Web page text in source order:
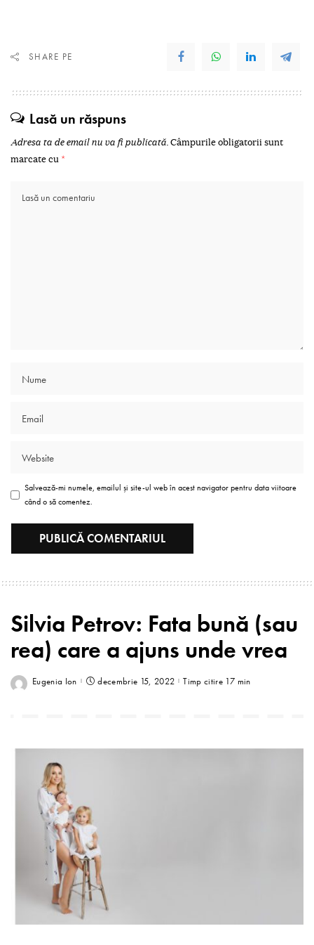
SHARE PE
Lasă un răspuns
Adresa ta de email nu va fi publicată.Câmpurile obligatorii sunt
marcate cu *
Salvează-mi numele, emailul și site-ul web în acest navigator pentru data viitoare
când o să comentez.
Silvia Petrov: Fata bună (sau
rea) care a ajuns unde vrea
Eugenia Ion decembrie 15, 2022 Timp citire 17 min